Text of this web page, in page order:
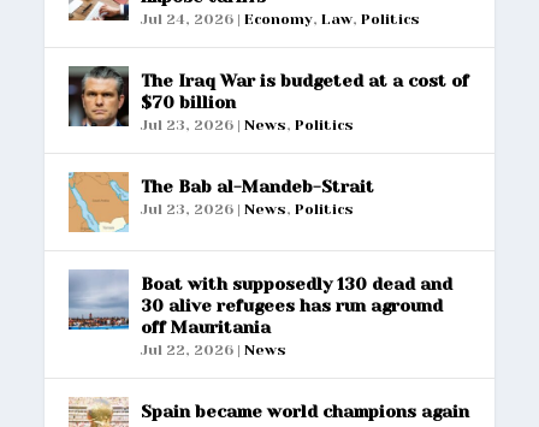
Jul 24, 2026 |Economy,Law,Politics
The Iraq War is budgeted at a cost of
$70 billion
Jul 23, 2026 |News,Politics
The Bab al-Mandeb-Strait
Jul 23, 2026 |News,Politics
Boat with supposedly 130 dead and
30 alive refugees has run aground
off Mauritania
Jul 22, 2026 |News
Spain became world champions again